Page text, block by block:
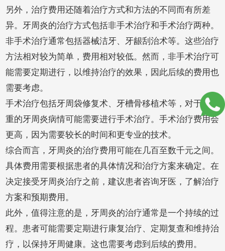
另外，治疗费用还随着治疗方式和方法的不同而有所差
异。牙周炎的治疗方式包括非手术治疗和手术治疗两种。
非手术治疗通常包括器械洁牙、牙龈刮治术等。这些治疗
方法相对较为简单，费用相对较低。然而，非手术治疗可
能需要定期进行，以维持治疗的效果，因此后续的费用也
需要考虑。
手术治疗包括牙周袋修复术、牙槽骨移植术等，对于更严
重的牙周炎病情可能需要进行手术治疗。手术治疗费用会
更高，因为需要较长的时间和更专业的技术。
综合而言，牙周炎的治疗费用可能在几百至数千元之间。
具体费用需要根据患者的具体情况和治疗方案来确定。在
决定接受牙周炎治疗之前，建议患者咨询牙医，了解治疗
方案和预期费用。
此外，值得注意的是，牙周炎的治疗通常是一个持续的过
程。患者可能需要定期进行康复治疗、定期复查和维持治
疗，以保持牙周健康。这也需要考虑到后续的费用。